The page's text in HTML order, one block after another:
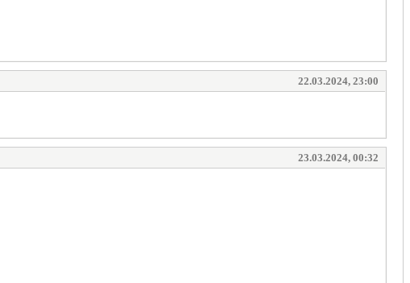
22.03.2024, 23:00
23.03.2024, 00:32